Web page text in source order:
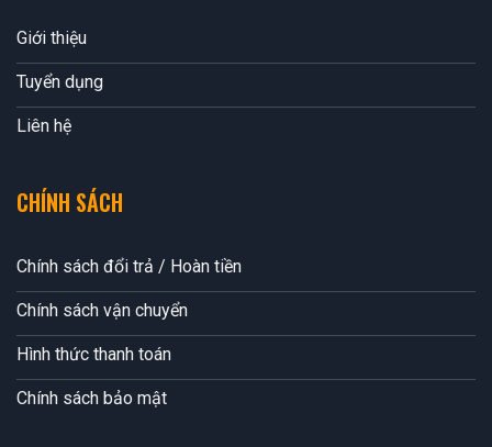
Giới thiệu
Tuyển dụng
Liên hệ
CHÍNH SÁCH
Chính sách đổi trả / Hoàn tiền
Chính sách vận chuyển
Hình thức thanh toán
Chính sách bảo mật